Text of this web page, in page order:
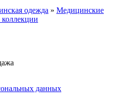
одежда » Медицинские
данных